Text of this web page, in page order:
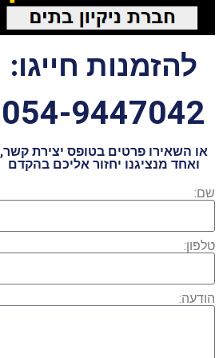
להזמנות חייגו:
054-9447042
או השאירו פרטים בטופס יצירת קשר,
ואחד מנציגנו יחזור אליכם בהקדם
שם:
טלפון:
הודעה: